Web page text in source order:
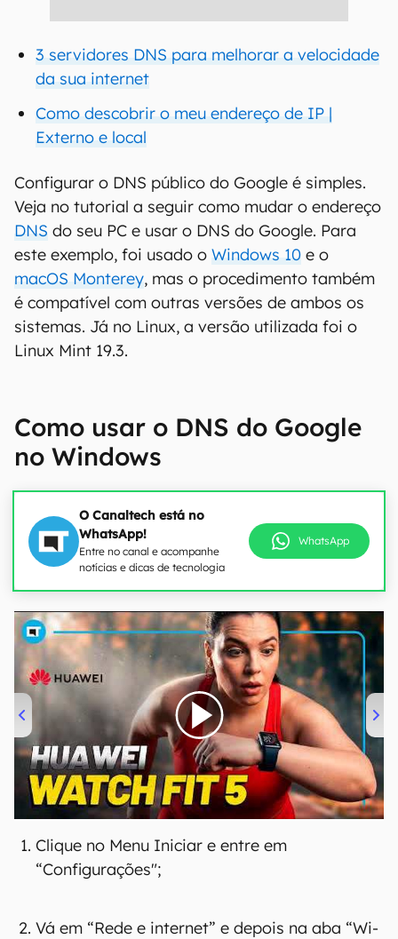
3 servidores DNS para melhorar a velocidade
da sua internet
Como descobrir o meu endereço de IP |
Externo e local
Configurar o DNS público do Google é simples.
Veja no tutorial a seguir como mudar o endereço
DNS do seu PC e usar o DNS do Google. Para
este exemplo, foi usado o Windows 10 e o
macOS Monterey, mas o procedimento também
é compatível com outras versões de ambos os
sistemas. Já no Linux, a versão utilizada foi o
Linux Mint 19.3.
Como usar o DNS do Google
no Windows
O Canaltech está no
WhatsApp!
Entre no canal e acompanhe
notícias e dicas de tecnologia
WhatsApp
00:00/04:51
Clique no Menu Iniciar e entre em
“Configurações";
Vá em “Rede e internet” e depois na aba “Wi-